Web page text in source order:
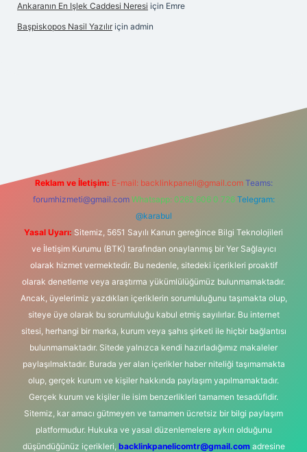
Ankaranın En Işlek Caddesi Neresi için Emre
Başpiskopos Nasil Yazılır için admin
Reklam ve İletişim: E-mail: backlinkpaneli@gmail.com Teams:
forumhizmeti@gmail.com Whatsapp: 0262 606 0 726 Telegram:
@karabul
Yasal Uyarı: Sitemiz, 5651 Sayılı Kanun gereğince Bilgi Teknolojileri
ve İletişim Kurumu (BTK) tarafından onaylanmış bir Yer Sağlayıcı
olarak hizmet vermektedir. Bu nedenle, sitedeki içerikleri proaktif
olarak denetleme veya araştırma yükümlülüğümüz bulunmamaktadır.
Ancak, üyelerimiz yazdıkları içeriklerin sorumluluğunu taşımakta olup,
siteye üye olarak bu sorumluluğu kabul etmiş sayılırlar. Bu internet
sitesi, herhangi bir marka, kurum veya şahıs şirketi ile hiçbir bağlantısı
bulunmamaktadır. Sitede yalnızca kendi hazırladığımız makaleler
paylaşılmaktadır. Burada yer alan içerikler haber niteliği taşımamakta
olup, gerçek kurum ve kişiler hakkında paylaşım yapılmamaktadır.
Gerçek kurum ve kişiler ile isim benzerlikleri tamamen tesadüfidir.
Sitemiz, kar amacı gütmeyen ve tamamen ücretsiz bir bilgi paylaşım
platformudur. Hukuka ve yasal düzenlemelere aykırı olduğunu
düşündüğünüz içerikleri, backlinkpanelicomtr@gmail.comadresine